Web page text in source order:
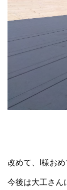
改めて、I様お
今後は大工さん